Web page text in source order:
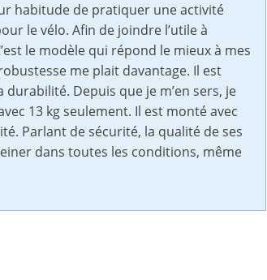
habitude de pratiquer une activité
le vélo. Afin de joindre l’utile à
le modèle qui répond le mieux à mes
me plait davantage. Il est
Depuis que je m’en sers, je
13 kg seulement. Il est monté avec
Parlant de sécurité, la qualité de ses
dans toutes les conditions, même